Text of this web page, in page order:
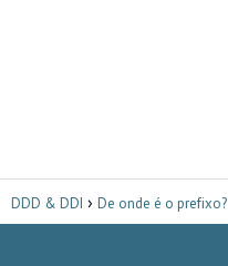
DDD & DDI De onde é o prefixo?